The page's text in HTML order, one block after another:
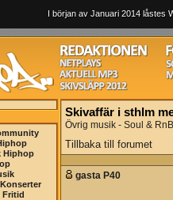
I början av Januari 2014 låstes
Hiphop
Fritid
Skivaffär i sthlm
Övrig musik - Soul & RnB
Tillbaka till forumet
gasta P40